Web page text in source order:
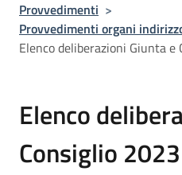
Provvedimenti >
Provvedimenti organi
Elenco deliberazioni Giunta e
Elenco
Consiglio 2023